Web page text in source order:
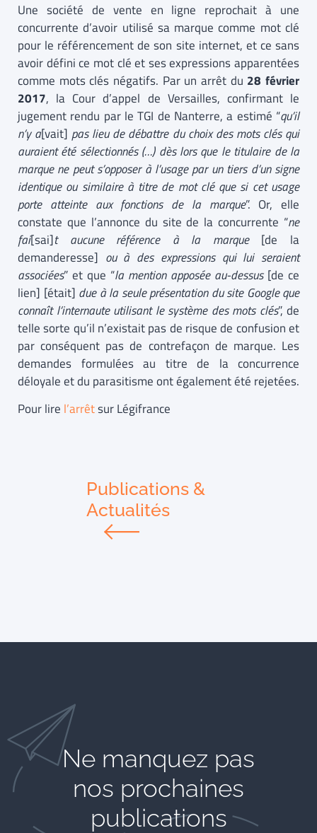
Une société de vente en ligne reprochait à une
concurrente d’avoir utilisé sa marque comme mot clé
pour le référencement de son site internet, et ce sans
avoir défini ce mot clé et ses expressions apparentées
comme mots clés négatifs. Par un arrêt du 28 février
2017, la Cour d’appel de Versailles, confirmant le
jugement rendu par le TGI de Nanterre, a estimé “qu’il
n’y a[vait] pas lieu de débattre du choix des mots clés qui
auraient été sélectionnés (…) dès lors que le titulaire de la
marque ne peut s’opposer à l’usage par un tiers d’un signe
identique ou similaire à titre de mot clé que si cet usage
porte atteinte aux fonctions de la marque”. Or, elle
constate que l’annonce du site de la concurrente “ne
fai[sai]t aucune référence à la marque [de la
demanderesse] ou à des expressions qui lui seraient
associées” et que “la mention apposée au-dessus [de ce
lien] [était] due à la seule présentation du site Google que
connaît l’internaute utilisant le système des mots clés”, de
telle sorte qu’il n’existait pas de risque de confusion et
par conséquent pas de contrefaçon de marque. Les
demandes formulées au titre de la concurrence
déloyale et du parasitisme ont également été rejetées.
Pour lire l’arrêtsur Légifrance
Publications &
Actualités
Ne manquez pas
nos prochaines
publications